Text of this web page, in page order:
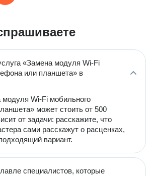
«Замена модуля Wi-Fi
или планшета» в
модуля Wi-Fi мобильного
может стоить от 500
от задачи: расскажите, что
сами расскажут о расценках,
вариант.
специалистов, которые